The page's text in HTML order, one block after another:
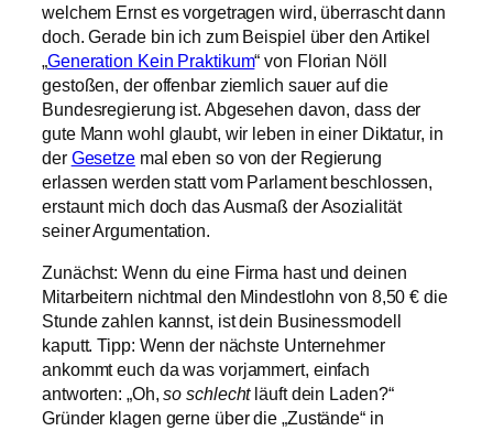
welchem Ernst es vorgetragen wird, überrascht dann
doch. Gerade bin ich zum Beispiel über den Artikel
„Generation Kein Praktikum“ von Florian Nöll
gestoßen, der offenbar ziemlich sauer auf die
Bundesregierung ist. Abgesehen davon, dass der
gute Mann wohl glaubt, wir leben in einer Diktatur, in
der Gesetzemal eben so von der Regierung
erlassen werden statt vom Parlament beschlossen,
erstaunt mich doch das Ausmaß der Asozialität
seiner Argumentation.
Zunächst: Wenn du eine Firma hast und deinen
Mitarbeitern nichtmal den Mindestlohn von 8,50 € die
Stunde zahlen kannst, ist dein Businessmodell
kaputt. Tipp: Wenn der nächste Unternehmer
ankommt euch da was vorjammert, einfach
antworten: „Oh,so schlechtläuft dein Laden?“
Gründer klagen gerne über die „Zustände“ in